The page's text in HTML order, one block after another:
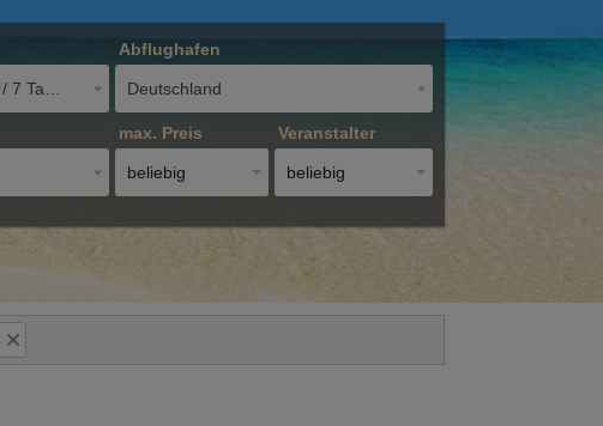
01.09.2026 - 15.09.2026 / 7 Tage
Abflughafen
Deutschland
max. Preis
beliebig
Veranstalter
beliebig